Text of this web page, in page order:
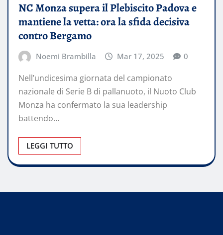
NC Monza supera il Plebiscito Padova e
mantiene la vetta: ora la sfida decisiva
contro Bergamo
Noemi Brambilla Mar 17, 2025 0
Nell’undicesima giornata del campionato
nazionale di Serie B di pallanuoto, il Nuoto Club
Monza ha confermato la sua leadership
battendo…
LEGGI TUTTO